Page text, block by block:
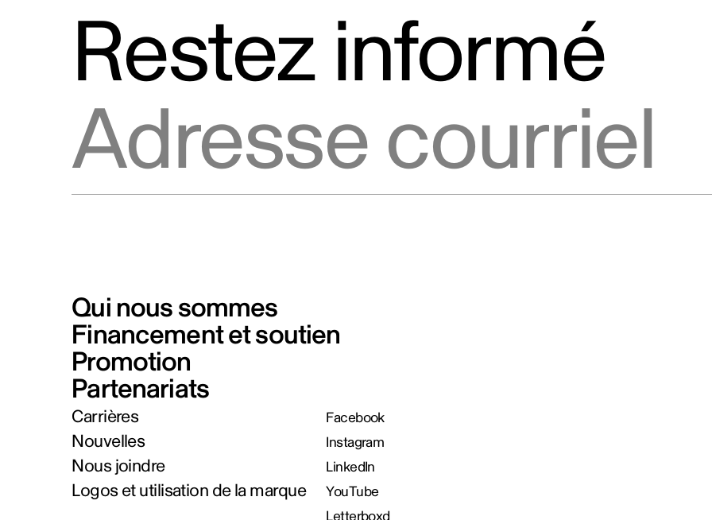
Restez informé
Qui nous sommes
Financement et soutien
Promotion
Partenariats
Carrières
Nouvelles
Nous joindre
Logos et utilisation de la marque
Facebook
Instagram
LinkedIn
YouTube
Letterboxd